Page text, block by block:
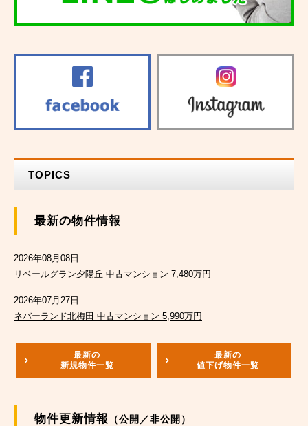
TOPICS
最新の物件情報
2026年08月08日
リベールグラン夕陽丘 中古マンション 7,480万円
2026年07月27日
ネバーランド北梅田 中古マンション 5,990万円
最新の
新規物件一覧
最新の
値下げ物件一覧
物件更新情報 （公開／非公開）